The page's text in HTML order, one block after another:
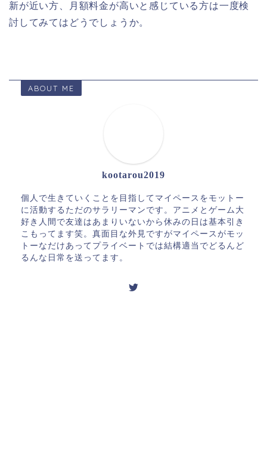
新が近い方、月額料金が高いと感じている方は一度検
討してみてはどうでしょうか。
ABOUT ME
kootarou2019
個人で生きていくことを目指してマイペースをモットー
に活動するただのサラリーマンです。アニメとゲーム大
好き人間で友達はあまりいないから休みの日は基本引き
こもってます笑。真面目な外見ですがマイペースがモッ
トーなだけあってプライベートでは結構適当でどるんど
るんな日常を送ってます。